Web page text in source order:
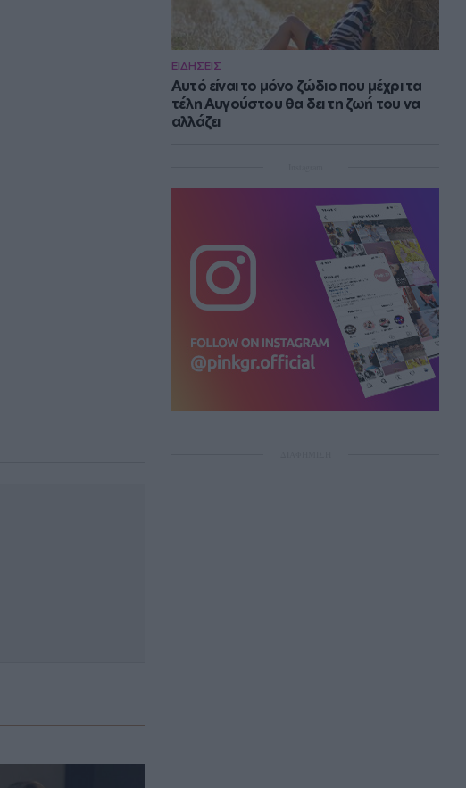
ΕΙΔΗΣΕΙΣ
Αυτό είναι το μόνο ζώδιο που μέχρι τα
τέλη Αυγούστου θα δει τη ζωή του να
αλλάζει